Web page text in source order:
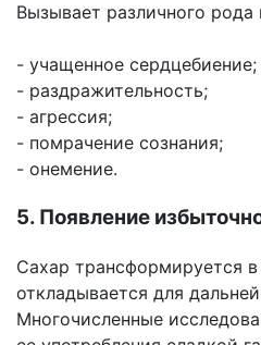
Вызывает различного
- учащенное сердцебиение;
- раздражительность;
- агрессия;
- помрачение сознания;
- онемение.
5. Появление
Сахар трансформируется
откладывается для
Многочисленные